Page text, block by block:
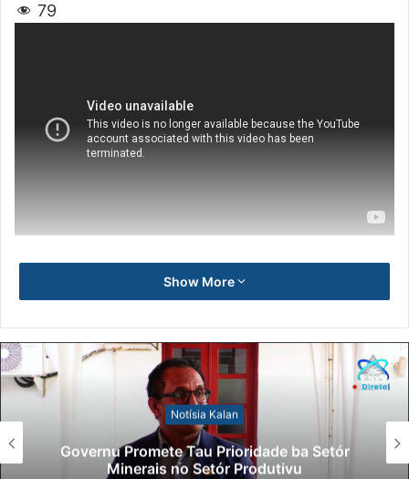
79
Show More
Notísia Kalan
Governu Promete Tau Prioridade ba Setór
Minerais no Setór Produtivu